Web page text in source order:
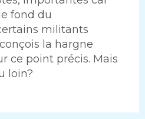
fond du
militants
la hargne
ce point précis. Mais
loin?